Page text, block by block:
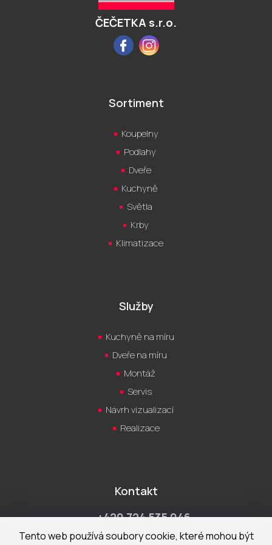
Tento web používá soubory cookie, které mohou být
ČEČETKA s.r.o.
FacebookInstagram
Sortiment
Koupelny
Podlahy
Dveře
Kuchyně
Světla
Krby
Klimatizace
Služby
Kuchyně na míru
Dveře na míru
Montáž
Servis
Návrh vizualizací
Realizace
Kontakt
+420 724 535 046
Po-Pá 9:00 - 18:00 hod